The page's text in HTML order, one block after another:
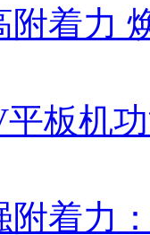
附着力
板机
附着力